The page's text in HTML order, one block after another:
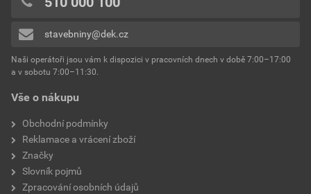
Vše o nákupu
Obchodní podmínky
Reklamace a vrácení zboží
Značky
Slovník pojmů
Zpracování osobních údajů
stavebniny@dek.cz
Naši operátoři jsou vám k dispozici v pracovních dnech v době 7:00–17:00
a v sobotu 7:00–11:30.